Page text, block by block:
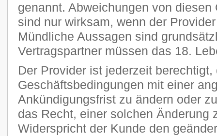
genannt. Abweichungen von
sind nur wirksam, wenn der
Mündliche Aussagen sind
Vertragspartner müssen das 18.
Der Provider ist jederzeit
Geschäftsbedingungen mit einer
Ankündigungsfrist zu ändern oder
das Recht, einer solchen Änderung
Widerspricht der Kunde den